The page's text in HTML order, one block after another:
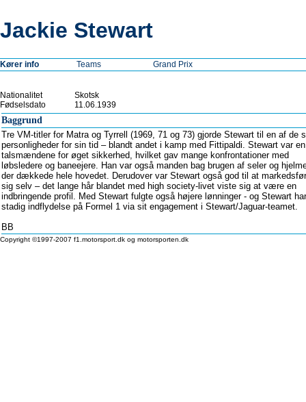
Jackie Stewart
Kører info Teams Grand Prix
Nationalitet
Skotsk
Fødselsdato
11.06.1939
Baggrund
Tre VM-titler for Matra og Tyrrell (1969, 71 og 73) gjorde Stewart til en af de
personligheder for sin tid – blandt andet i kamp med Fittipaldi. Stewart var
talsmændene for øget sikkerhed, hvilket gav mange konfrontationer med
løbsledere og baneejere. Han var også manden bag brugen af seler og
der dækkede hele hovedet. Derudover var Stewart også god til at
sig selv – det lange hår blandet med high society-livet viste sig at være en
indbringende profil. Med Stewart fulgte også højere lønninger - og Stewart har
stadig indflydelse på Formel 1 via sit engagement i Stewart/Jaguar-teamet.
BB
Copyright ©1997-2007 f1.motorsport.dk og motorsporten.dk